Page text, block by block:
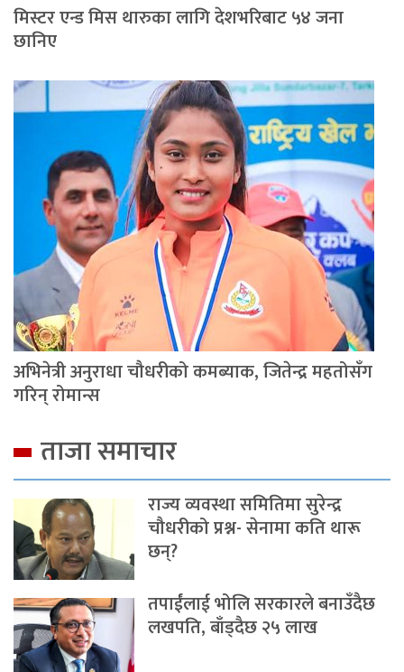
मिस्टर एन्ड मिस थारुका लागि देशभरिबाट ५४ जना
छानिए
अभिनेत्री अनुराधा चौधरीको कमब्याक, जितेन्द्र महतोसँग
गरिन् रोमान्स
ताजा समाचार
राज्य व्यवस्था समितिमा सुरेन्द्र
चौधरीको प्रश्न- सेनामा कति थारू
छन्?
तपाईंलाई भोलि सरकारले बनाउँदैछ
लखपति, बाँड्दैछ २५ लाख